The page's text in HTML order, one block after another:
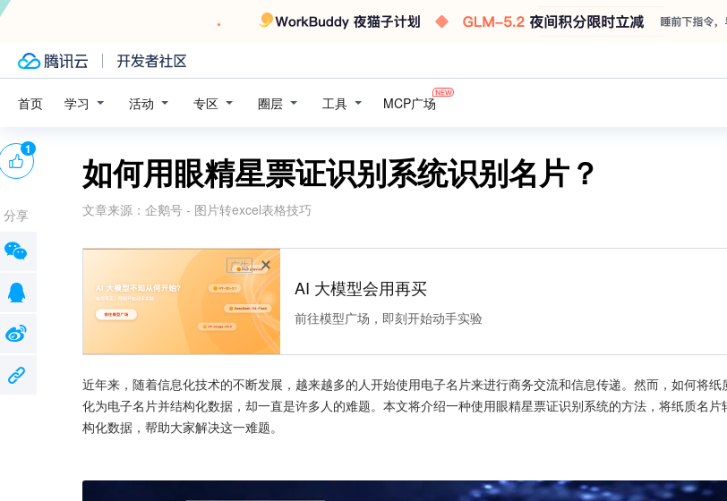
首页 学习 活动 专区 圈层 工具 MCP广场
如何用眼精星票证识别系统识别名片？
文章来源： 企鹅号 - 图片转excel表格技巧
广告
AI 大模型会用再买
前往模型广场，即刻开始动手实验
近年来，随着信息化技术的不断发展，越来越多的人开始使用电子名片来进行商务交流和信息传递。然而，如何将纸
化为电子名片并结构化数据，却一直是许多人的难题。本文将介绍一种使用眼精星票证识别系统的方法，将纸质名片
构化数据，帮助大家解决这一难题。
1
分享